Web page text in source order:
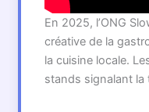
En 2025, l’ONG
créative de la
la cuisine locale.
stands signalant la